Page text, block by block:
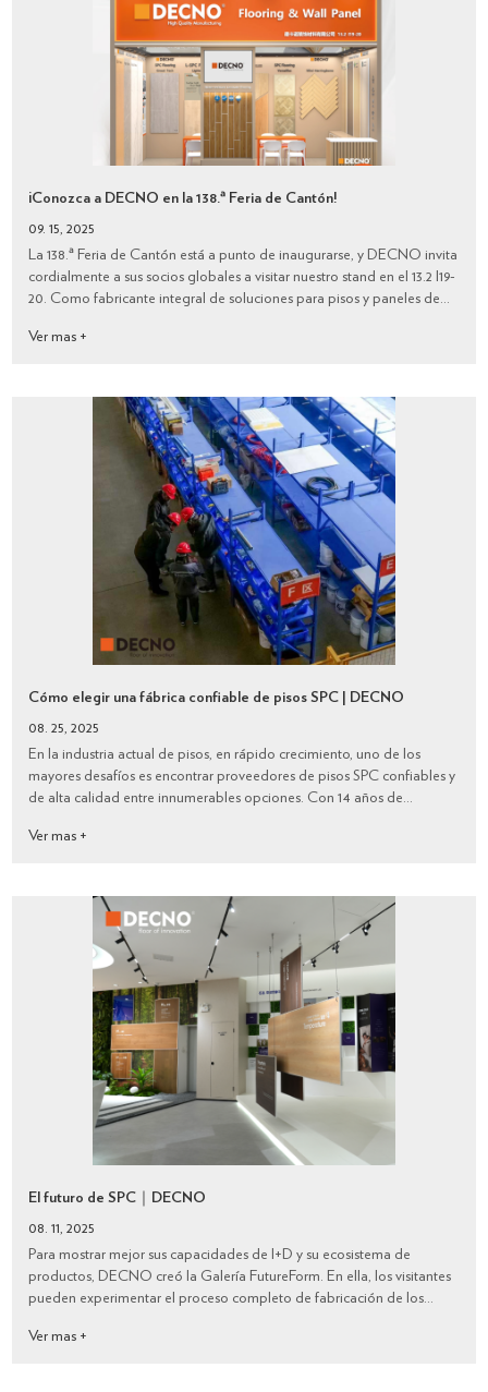
¡Conozca a DECNO en la 138.ª Feria de Cantón!
09. 15, 2025
La 138.ª Feria de Cantón está a punto de inaugurarse, y DECNO invita
cordialmente a sus socios globales a visitar nuestro stand en el 13.2 I19-
20. Como fabricante integral de soluciones para pisos y paneles de
las úl...
Ver mas +
Cómo elegir una fábrica confiable de pisos SPC | DECNO
08. 25, 2025
En la industria actual de pisos, en rápido crecimiento, uno de los
mayores desafíos es encontrar proveedores de pisos SPC confiables y
de alta calidad entre innumerables opciones. Con 14 años de
calidad, DECNO resume var...
Ver mas +
El futuro de SPC｜DECNO
08. 11, 2025
Para mostrar mejor sus capacidades de I+D y su ecosistema de
productos, DECNO creó la Galería FutureForm. En ella, los visitantes
pueden experimentar el proceso completo de fabricación de los
principal hasta el tratamie...
Ver mas +